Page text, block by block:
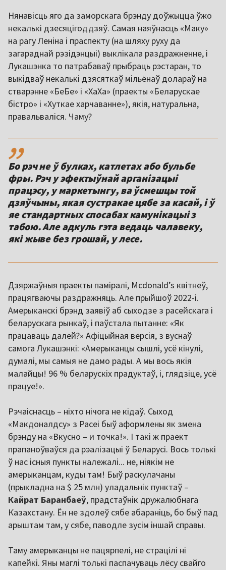
Нянавісць яго да заморскага брэнду доўжыцца ўжо
некалькі дзесяцігоддзяў. Самая наяўнасць «Маку»
на рагу Леніна і праспекту (на шляху руху да
загараднай рэзідэнцыі) выклікала раздражненне, і
Лукашэнка то патрабаваў прыбраць рэстаран, то
выкідваў некалькі дзясяткаў мільёнаў долараў на
стварэнне «БеБе» і «ХаХа» (праекты «Беларускае
бістро» і «Хуткае харчаванне»), якія, натуральна,
правальваліся. Чаму?
,,
Бо рэч не ў булках, катлетах або бульбе
фры. Рэч у эфектыўнай арганізацыі
працэсу, у маркетынгу, ва ўсмешцы той
дзяўчыны, якая сустракае цябе за касай, і ў
яе стандартных спосабах камунікацыі з
табою. Але адкуль гэта ведаць чалавеку,
які жыве без грошай, у лесе.
Дзяржаўныя праекты паміралі, Mcdonaldʼs квітнеў,
працягваючы раздражняць. Але прыйшоў 2022-і.
Амерыканскі брэнд заявіў аб сыходзе з расейскага і
беларускага рынкаў, і паўстала пытанне: «Як
працаваць далей?» Афіцыйная версія, з вуснаў
самога Лукашэнкі: «Амерыканцы сышлі, усё кінулі,
думалі, мы самыя не дамо рады. А мы вось якія
малайцы! 96 % беларускіх прадуктаў, і, глядзіце, усё
працуе!».
Рэчаіснасць – ніхто нічога не кідаў. Сыход
«Макдоналдсу» з Расеі быў аформлены як змена
брэнду на «Вкусно – и точка!». І такі ж праект
прапаноўваўся да рэалізацыі ў Беларусі. Вось толькі
ў нас існыя пункты належалі... не, ніякім не
амерыканцам, куды там! Быў раскулачаны
(прыкладна на $ 25 млн) уладальнік пунктаў –
Кайрат Баранбаеў, прадстаўнік дружалюбнага
Казахстану. Ён не здолеў сябе абараніць, бо быў пад
арыштам там, у сябе, паводле зусім іншай справы.
Таму амерыканцы не пацярпелі, не страцілі ні
капейкі. Яны маглі толькі паспачуваць лёсу свайго